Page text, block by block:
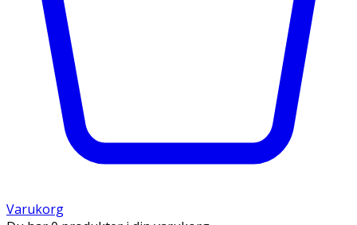
Varukorg